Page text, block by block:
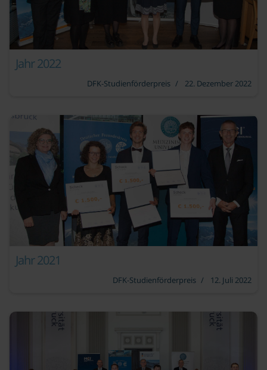
Jahr 2022
DFK-Studienförderpreis 22. Dezember 2022
Jahr 2021
DFK-Studienförderpreis 12. Juli 2022